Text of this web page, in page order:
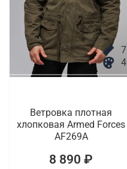
7
4
Ветровка плотная
хлопковая Armed Forces
AF269A
8 890 ₽